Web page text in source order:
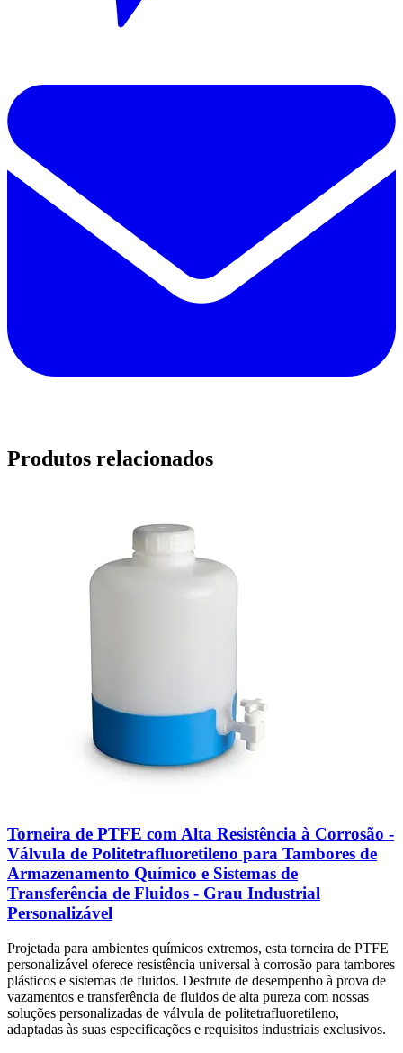
Produtos relacionados
Torneira de PTFE com Alta Resistência à Corrosão -
Válvula de Politetrafluoretileno para Tambores de
Armazenamento Químico e Sistemas de
Transferência de Fluidos - Grau Industrial
Personalizável
Projetada para ambientes químicos extremos, esta torneira de PTFE
personalizável oferece resistência universal à corrosão para tambores
plásticos e sistemas de fluidos. Desfrute de desempenho à prova de
vazamentos e transferência de fluidos de alta pureza com nossas
soluções personalizadas de válvula de politetrafluoretileno,
adaptadas às suas especificações e requisitos industriais exclusivos.